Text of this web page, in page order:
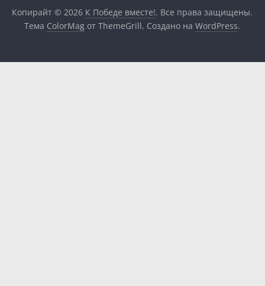
Копирайт © 2026 К Победе вместе!. Все права защищены.
Тема ColorMag от ThemeGrill. Создано наWordPress.